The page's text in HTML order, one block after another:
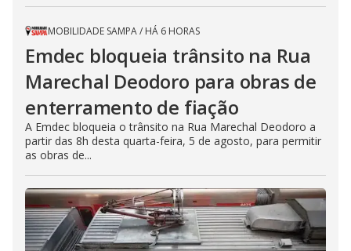
MOBILIDADE SAMPA/ HÁ 6 HORAS
Emdec bloqueia trânsito na Rua
Marechal Deodoro para obras de
enterramento de fiação
A Emdec bloqueia o trânsito na Rua Marechal Deodoro a
partir das 8h desta quarta-feira, 5 de agosto, para permitir
as obras de...